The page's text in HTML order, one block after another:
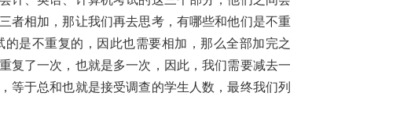
者相加，那让我们再去思考，有哪些和他们是不重
是不重复的，因此也需要相加，那么全部加完之
复了一次，也就是多一次，因此，我们需要减去一
等于总和也就是接受调查的学生人数，最终我们列